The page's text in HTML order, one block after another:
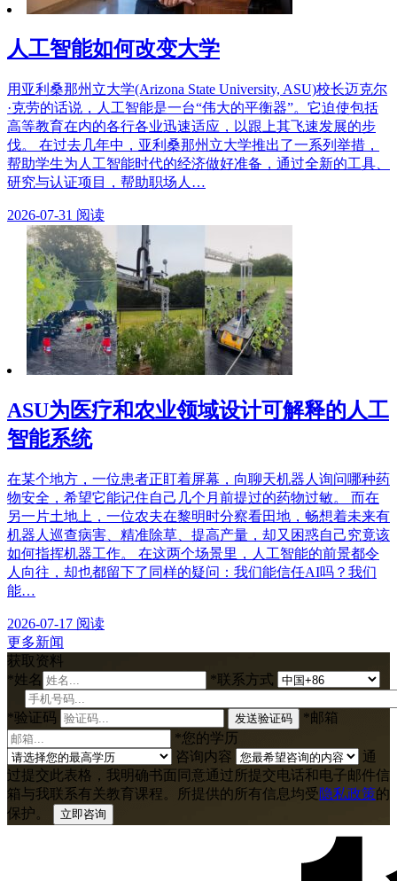
人工智能如何改变大学
用亚利桑那州立大学(Arizona State University, ASU)校长迈克尔
·克劳的话说，人工智能是一台“伟大的平衡器”。它迫使包括
高等教育在内的各行各业迅速适应，以跟上其飞速发展的步
伐。 在过去几年中，亚利桑那州立大学推出了一系列举措，
帮助学生为人工智能时代的经济做好准备，通过全新的工具、
研究与认证项目，帮助职场人…
2026-07-31 阅读
ASU为医疗和农业领域设计可解释的人工
智能系统
在某个地方，一位患者正盯着屏幕，向聊天机器人询问哪种药
物安全，希望它能记住自己几个月前提过的药物过敏。 而在
另一片土地上，一位农夫在黎明时分察看田地，畅想着未来有
机器人巡查病害、精准除草、提高产量，却又困惑自己究竟该
如何指挥机器工作。 在这两个场景里，人工智能的前景都令
人向往，却也都留下了同样的疑问：我们能信任AI吗？我们
能…
2026-07-17 阅读
更多新闻
获取资料
*姓名 *联系方式
*验证码 发送验证码 *邮箱
*您的学历
咨询内容
通
过提交此表格，我明确书面同意通过所提交电话和电子邮件信
箱与我联系有关教育课程。所提供的所有信息均受隐私政策的
保护。
立即咨询